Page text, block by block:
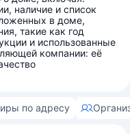
наличие и список
в доме,
такие как год
и использованные
компании: её
по адресу